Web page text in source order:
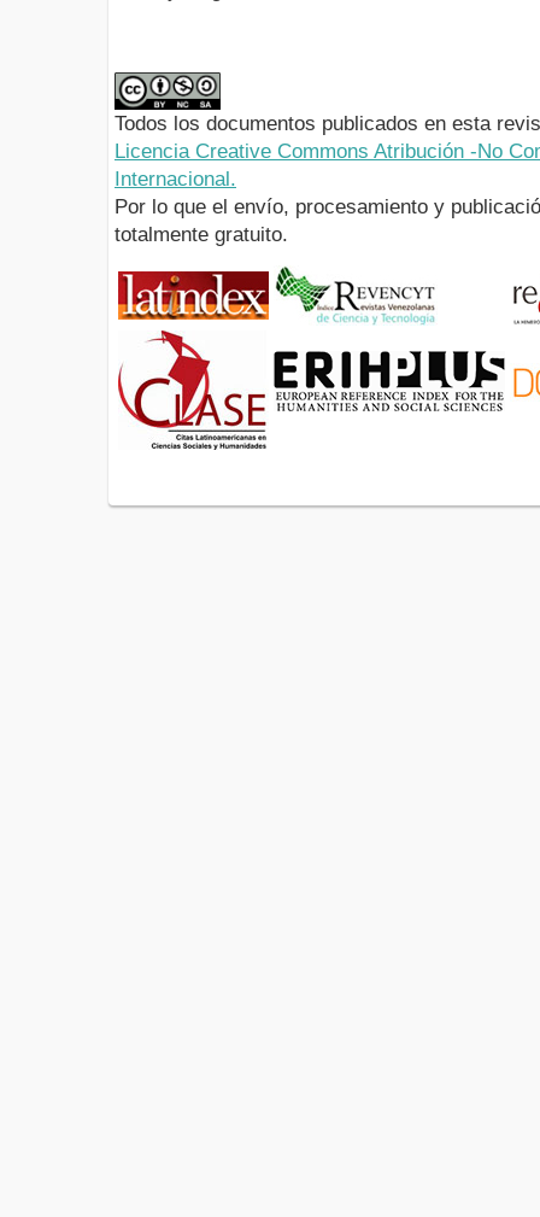
Todos los documentos publicados en esta
Licencia Creative Commons Atribución -No
Internacional.
Por lo que el envío, procesamiento y
totalmente gratuito.